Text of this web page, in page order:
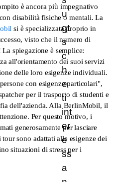
è ancora più impegnativo
disabilità fisiche o mentali. La
si è specializzata proprio in
visto che il numero di
spiegazione è semplice:
all'orientamento dei suoi servizi
delle loro esigenze individuali.
con esigenze particolari",
per il trasporto di studenti e
dell'azienda. Alla BerlinMobil, il
Per questo motivo, i
generosamente per lasciare
sono adattati alle esigenze dei
situazioni di stress per i